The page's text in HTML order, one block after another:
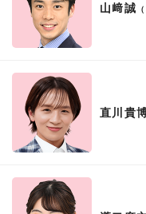
山﨑誠
直川貴